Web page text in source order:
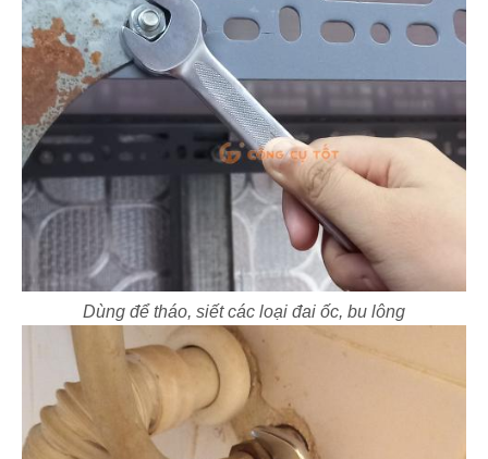
Dùng để tháo, siết các loại đai ốc, bu lông